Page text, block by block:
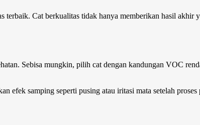
terbaik. Cat berkualitas tidak hanya memberikan hasil akhir
Sebisa mungkin, pilih cat dengan kandungan VOC
samping seperti pusing atau iritasi mata setelah proses